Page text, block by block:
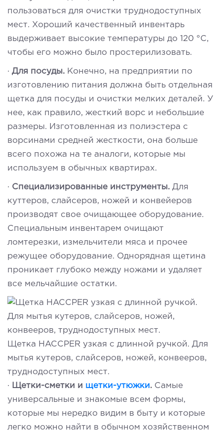
пользоваться для очистки труднодоступных
мест. Хороший качественный инвентарь
выдерживает высокие температуры до 120 °С,
чтобы его можно было простерилизовать.
· Для посуды. Конечно, на предприятии по
изготовлению питания должна быть отдельная
щетка для посуды и очистки мелких деталей. У
нее, как правило, жесткий ворс и небольшие
размеры. Изготовленная из полиэстера с
ворсинами средней жесткости, она больше
всего похожа на те аналоги, которые мы
используем в обычных квартирах.
· Специализированные инструменты. Для
куттеров, слайсеров, ножей и конвейеров
производят свое очищающее оборудование.
Специальным инвентарем очищают
ломтерезки, измельчители мяса и прочее
режущее оборудование. Однорядная щетина
проникает глубоко между ножами и удаляет
все мельчайшие остатки.
Щетка HACCPER узкая с длинной ручкой. Для
мытья кутеров, слайсеров, ножей, конвееров,
труднодоступных мест.
· Щетки-сметки и щетки-утюжки. Самые
универсальные и знакомые всем формы,
которые мы нередко видим в быту и которые
легко можно найти в обычном хозяйственном